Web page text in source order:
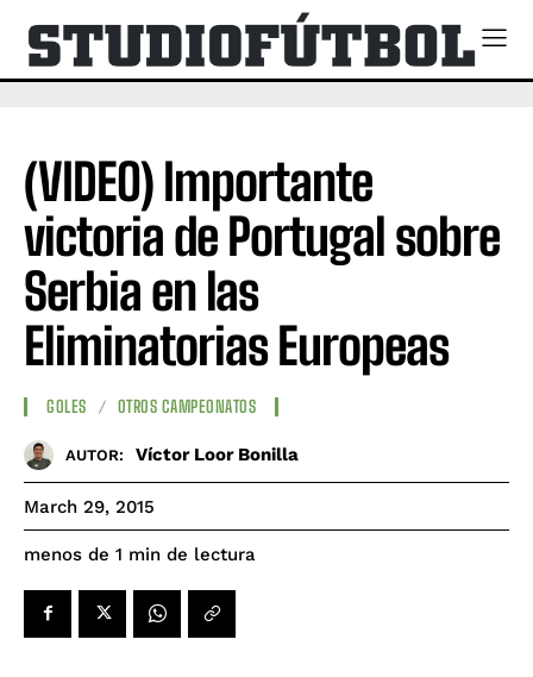
(VIDEO) Importante
victoria de Portugal sobre
Serbia en las
Eliminatorias Europeas
GOLES OTROS CAMPEONATOS
AUTOR: Víctor Loor Bonilla
March 29, 2015
menos de 1 min de lectura